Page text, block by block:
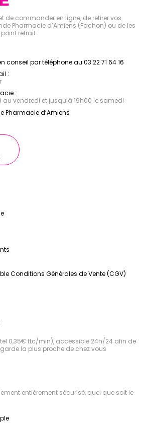
de commander en ligne, de retirer vos
Pharmacie d’Amiens (Fachon) ou de les
retrait
par téléphone au 03 22 71 64 16
:
:
au vendredi et jusqu’à 19h00 le samedi
Pharmacie d’Amiens
Conditions Générales de Vente (CGV)
0,35€ ttc/min), accessible 24h/24 afin de
la plus proche de chez vous
entièrement sécurisé, quel que soit le